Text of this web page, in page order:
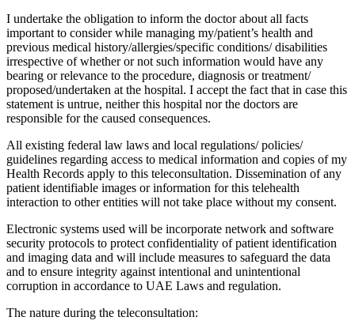
I undertake the obligation to inform the doctor about all facts
important to consider while managing my/patient’s health and
previous medical history/allergies/specific conditions/ disabilities
irrespective of whether or not such information would have any
bearing or relevance to the procedure, diagnosis or treatment/
proposed/undertaken at the hospital. I accept the fact that in case this
statement is untrue, neither this hospital nor the doctors are
responsible for the caused consequences.
All existing federal law laws and local regulations/ policies/
guidelines regarding access to medical information and copies of my
Health Records apply to this teleconsultation. Dissemination of any
patient identifiable images or information for this telehealth
interaction to other entities will not take place without my consent.
Electronic systems used will be incorporate network and software
security protocols to protect confidentiality of patient identification
and imaging data and will include measures to safeguard the data
and to ensure integrity against intentional and unintentional
corruption in accordance to UAE Laws and regulation.
The nature during the teleconsultation: